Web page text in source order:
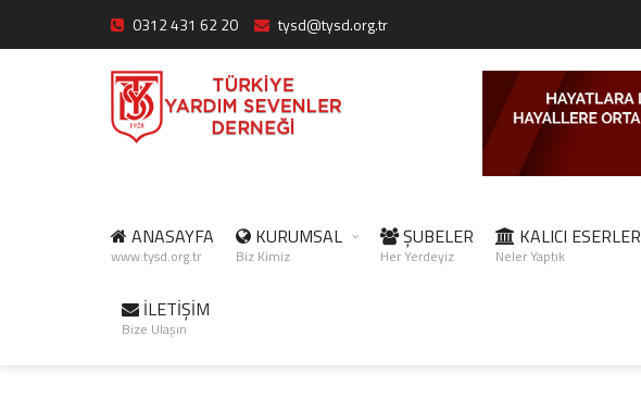
0312 431 62 20 tysd@tysd.org.tr
ANASAYFA
www.tysd.org.tr
KURUMSAL
Biz Kimiz
ŞUBELER
Her Yerdeyiz
KALICI ESERLER
Neler Yaptık
İLETİŞİM
Bize Ulaşın